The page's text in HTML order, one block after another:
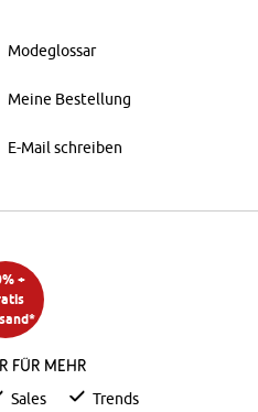
Modeglossar
Meine Bestellung
E-Mail schreiben
+
für mehr
Sales Trends